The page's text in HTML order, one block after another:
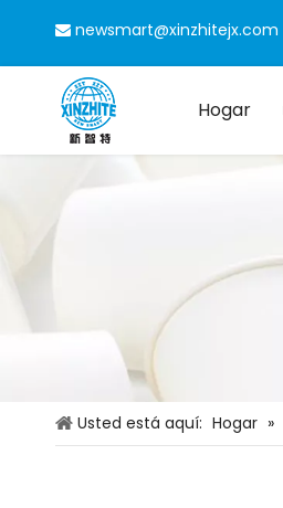
 newsmart@xinzhitejx.com
Hogar
Usted está aquí: Hogar »